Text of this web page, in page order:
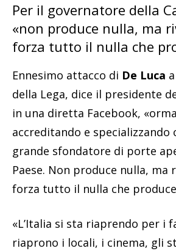
Per il governatore della
«non produce nulla, ma
forza tutto il nulla che
Ennesimo attacco di De Luca a
della Lega, dice il presidente
in una diretta Facebook,
accreditando e specializzando
grande sfondatore di porte
Paese. Non produce nulla, ma
forza tutto il nulla che
«L’Italia si sta riaprendo per i
riaprono i locali, i cinema, gli